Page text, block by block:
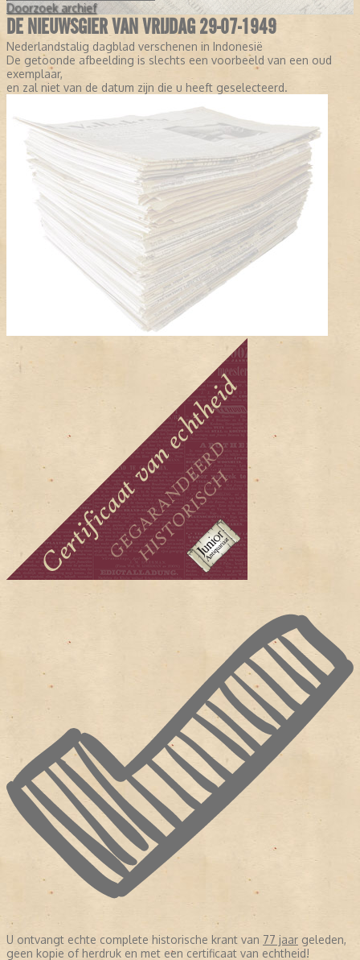
Doorzoek archief
DE NIEUWSGIER VAN VRIJDAG 29-07-1949
Nederlandstalig dagblad verschenen in Indonesië
De getoonde afbeelding is slechts een voorbeeld van een oud
exemplaar,
en zal niet van de datum zijn die u heeft geselecteerd.
U ontvangt echte complete historische krant van 77 jaar geleden,
geen kopie of herdruk en met een certificaat van echtheid!